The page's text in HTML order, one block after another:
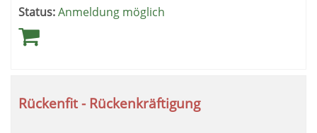
Status:Anmeldung möglich
Rückenfit - Rückenkräftigung